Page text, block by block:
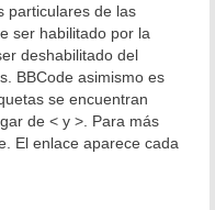
particulares de las
ser habilitado por la
deshabilitado del
BBCode asimismo es
se encuentran
de < y >. Para más
El enlace aparece cada